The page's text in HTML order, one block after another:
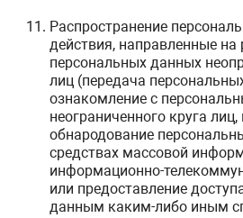
Распространение
действия, направленные на
персональных данных
лиц (передача
ознакомление с
неограниченного круга
обнародование
средствах массовой
информационно-
или предоставление
данным каким-либо иным